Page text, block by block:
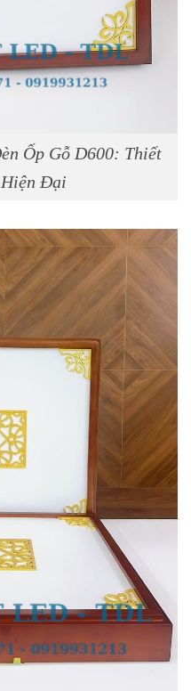
Ốp Gỗ D600: Thiết
Hiện Đại